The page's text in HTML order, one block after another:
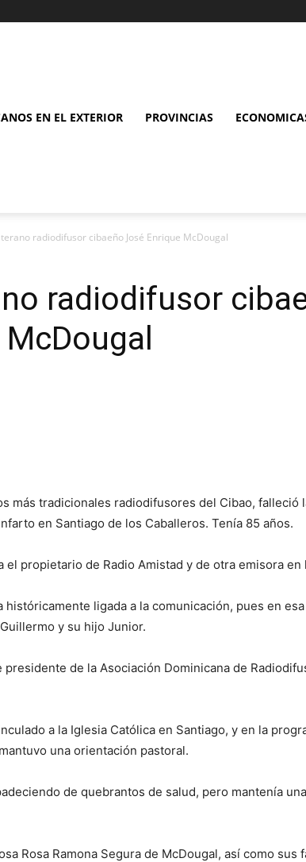
EN EL EXTERIOR PROVINCIAS
radiodifusor cibaeño José Enrique McDougal
radiodifusor
más tradicionales radiodifusores del Cibao, falleció
en Santiago de los Caballeros. Tenía 85 años.
propietario de Radio Amistad y de otra emisora en
ligada a la comunicación, pues en
y su hijo Junior.
de la Asociación Dominicana de
a la Iglesia Católica en Santiago, y en la
una orientación pastoral.
de quebrantos de salud, pero mantenía
Rosa Ramona Segura de McDougal, así como sus